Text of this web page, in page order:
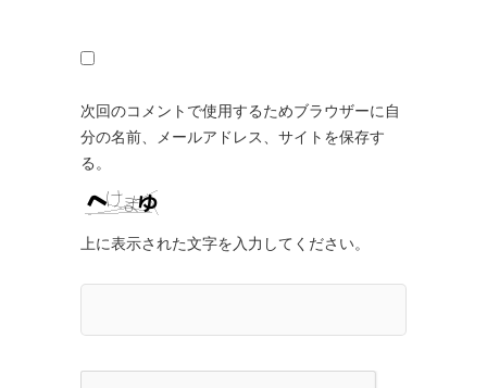
次回のコメントで使用するためブラウザーに自
分の名前、メールアドレス、サイトを保存す
る。
上に表示された文字を入力してください。